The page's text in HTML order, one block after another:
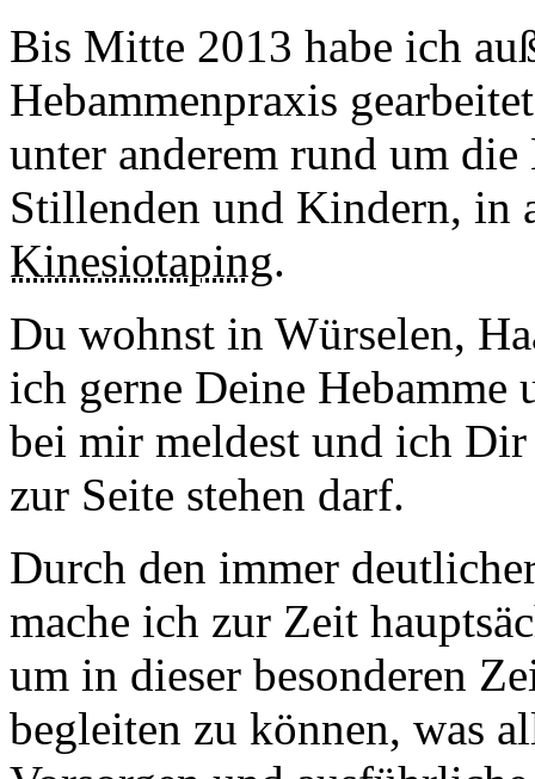
Bis Mitte 2013 habe ich
Hebammenpraxis
unter anderem rund um
Stillenden und Kindern, in
Kinesiotaping.
Du wohnst in Würselen,
ich gerne Deine
bei mir meldest und ich
zur Seite stehen darf.
Durch den immer
mache ich zur Zeit
um in dieser besonderen
begleiten zu können, was